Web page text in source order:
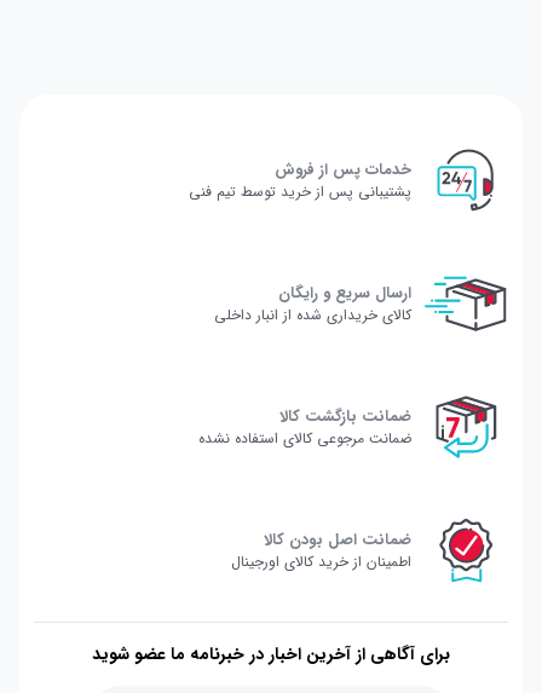
خدمات پس از فروش
پشتیبانی پس از خرید توسط تیم فنی
ارسال سریع و رایگان
کالای خریداری شده از انبار داخلی
ضمانت بازگشت کالا
ضمانت مرجوعی کالای استفاده نشده
ضمانت اصل بودن کالا
اطمینان از خرید کالای اورجینال
برای آگاهی از آخرین اخبار در خبرنامه ما عضو شوید